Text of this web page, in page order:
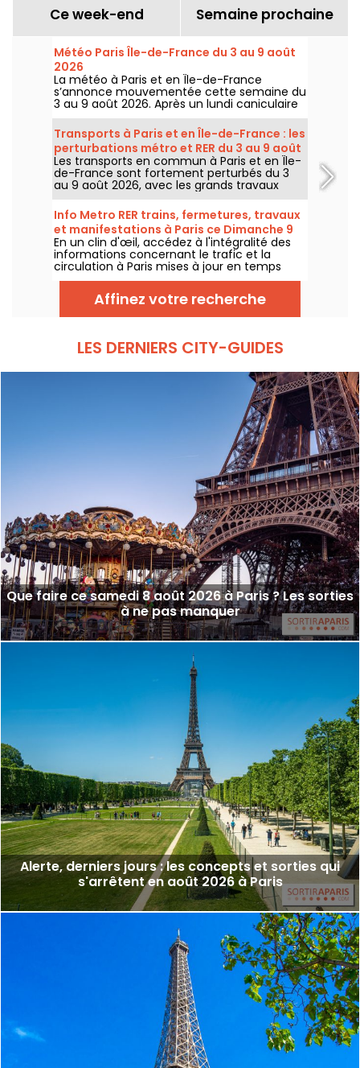
Ce week-end Semaine prochaine
Météo Paris Île-de-France du 3 au 9 août
2026
La météo à Paris et en Île-de-France
s’annonce mouvementée cette semaine du
3 au 9 août 2026. Après un lundi caniculaire
marqué par un risque d’orages, les
températures vont progressivement baisser
avant le retour d’un temps plus chaud et
ensoleillé pour le week-end.
Transports à Paris et en Île-de-France : les
perturbations métro et RER du 3 au 9 août
2026
Les transports en commun à Paris et en Île-
de-France sont fortement perturbés du 3
au 9 août 2026, avec les grands travaux
d'été qui impactent très durement
certaines lignes, selon la RATP et SNCF.
Info Metro RER trains, fermetures, travaux
et manifestations à Paris ce Dimanche 9
août 2026
En un clin d'œil, accédez à l'intégralité des
informations concernant le trafic et la
circulation à Paris mises à jour en temps
réel. Metro RER et Transilien de la RATP,
travaux, circulation, grands évènements et
manifestations, on vous donne toutes les
informations pratiques à connaître avant de
Affinez votre recherche
LES DERNIERS CITY-GUIDES
Que faire ce samedi 8 août 2026 à Paris ? Les sorties
à ne pas manquer
Alerte, derniers jours : les concepts et sorties qui
s'arrêtent en août 2026 à Paris